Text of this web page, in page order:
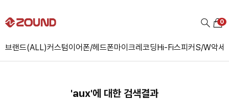
브랜드(ALL)커스텀이어폰/헤드폰마이크레코딩Hi-Fi스피커S/W악세
0
'aux'에 대한 검색결과